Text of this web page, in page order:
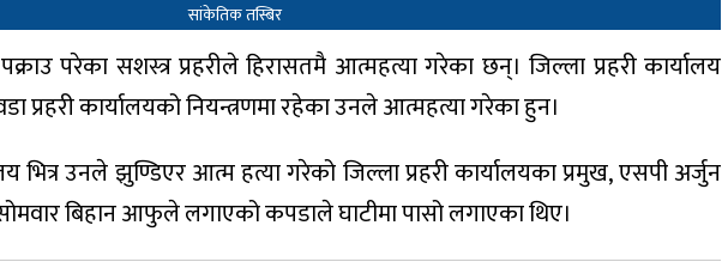
सांकेतिक तस्बिर
परेका सशस्त्र प्रहरीले हिरासतमै आत्महत्या गरेका छन्। जिल्ला प्रहरी कार्यालय
प्रहरी कार्यालयको नियन्त्रणमा रहेका उनले आत्महत्या गरेका हुन।
भित्र उनले झुण्डिएर आत्म हत्या गरेको जिल्ला प्रहरी कार्यालयका प्रमुख, एसपी अर्जुन
बिहान आफुले लगाएको कपडाले घाटीमा पासो लगाएका थिए।